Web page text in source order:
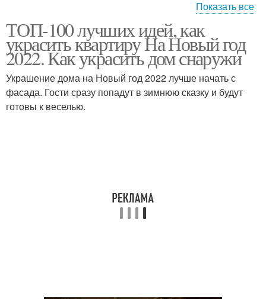
Дом к новому году Комната на новый год
Год без елки Рисунок на окне
Показать все
ТОП-100 лучших идей, как
украсить квартиру На Новый год
2022. Как украсить дом снаружи
Украшение дома на Новый год 2022 лучше начать с
фасада. Гости сразу попадут в зимнюю сказку и будут
готовы к веселью.